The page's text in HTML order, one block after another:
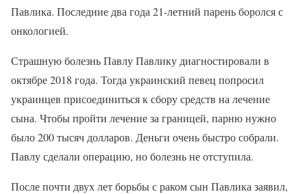
Павлика. Последние два года 21-летний парень боролся с
онкологией.
Страшную болезнь Павлу Павлику диагностировали в
октябре 2018 года. Тогда украинский певец попросил
украинцев присоединиться к сбору средств на лечение
сына. Чтобы пройти лечение за границей, парню нужно
было 200 тысяч долларов. Деньги очень быстро собрали.
Павлу сделали операцию, но болезнь не отступила.
После почти двух лет борьбы с раком сын Павлика заявил,